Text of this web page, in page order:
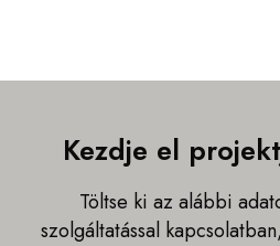
Kezdje el
Töltse ki az alábbi
szolgáltatással